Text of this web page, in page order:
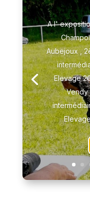
A l'
Aubejoux ,
Elevage
Vendy